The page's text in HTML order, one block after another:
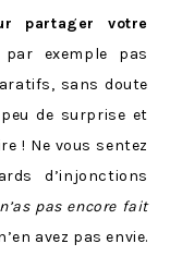
partager votre
exemple pas
sans doute
de surprise et
! Ne vous sentez
d’injonctions
pas encore fait
avez pas envie.